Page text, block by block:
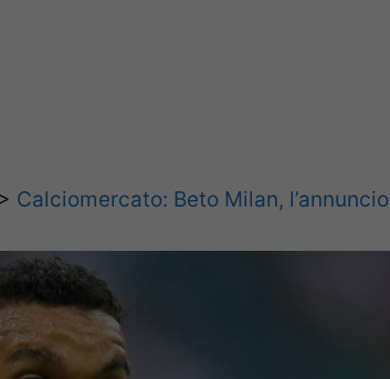
Calciomercato: Beto Milan, l’annuncio